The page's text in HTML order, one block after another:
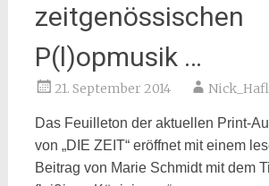
zeitgenössischen
P(l)opmusik …
21. September 2014
Das Feuilleton der aktuellen Print-
von „DIE ZEIT“ eröffnet mit einem
Beitrag von Marie Schmidt mit dem